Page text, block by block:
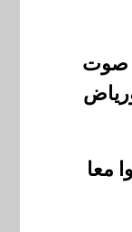
صوت
معا